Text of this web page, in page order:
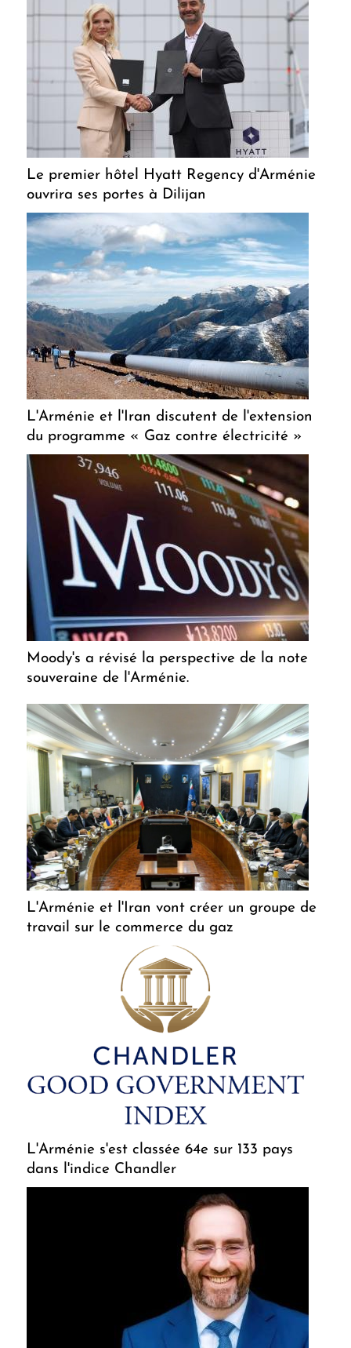
Le premier hôtel Hyatt Regency d'Arménie
ouvrira ses portes à Dilijan
L'Arménie et l'Iran discutent de l'extension
du programme « Gaz contre électricité »
Moody's a révisé la perspective de la note
souveraine de l'Arménie.
L'Arménie et l'Iran vont créer un groupe de
travail sur le commerce du gaz
L'Arménie s'est classée 64e sur 133 pays
dans l'indice Chandler